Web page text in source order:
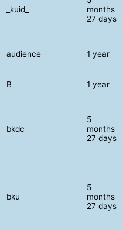
_kuid_
months
27 days
audience 1 year
B
1 year
bkdc
5
months
27 days
bku
5
months
27 days